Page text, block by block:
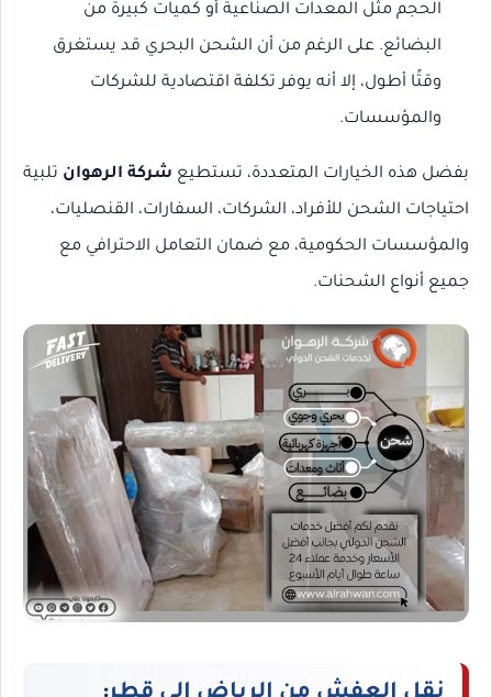
الحجم مثل المعدات الصناعية أو كميات كبيرة من
البضائع. على الرغم من أن الشحن البحري قد يستغرق
وقتًا أطول، إلا أنه يوفر تكلفة اقتصادية للشركات
والمؤسسات.
بفضل هذه الخيارات المتعددة، تستطيع شركة الرهوان تلبية
احتياجات الشحن للأفراد، الشركات، السفارات، القنصليات،
والمؤسسات الحكومية، مع ضمان التعامل الاحترافي مع
جميع أنواع الشحنات.